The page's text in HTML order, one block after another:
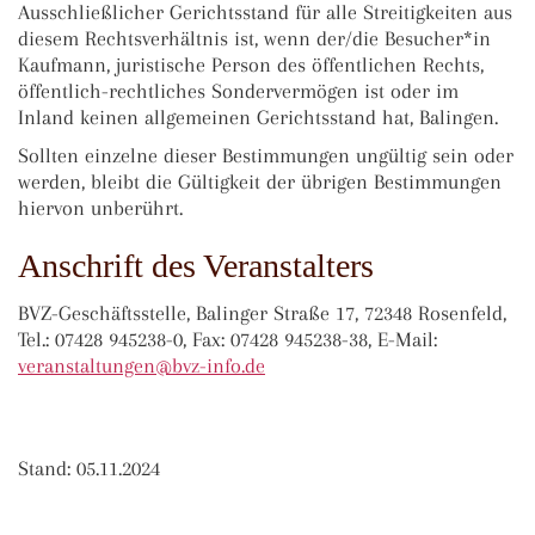
Ausschließlicher Gerichtsstand für alle Streitigkeiten aus
diesem Rechtsverhältnis ist, wenn der/die Besucher*in
Kaufmann, juristische Person des öffentlichen Rechts,
öffentlich-rechtliches Sondervermögen ist oder im
Inland keinen allgemeinen Gerichtsstand hat, Balingen.
Sollten einzelne dieser Bestimmungen ungültig sein oder
werden, bleibt die Gültigkeit der übrigen Bestimmungen
hiervon unberührt.
Anschrift des Veranstalters
BVZ-Geschäftsstelle, Balinger Straße 17, 72348 Rosenfeld,
Tel.: 07428 945238-0, Fax: 07428 945238-38, E-Mail:
veranstaltungen@bvz-info.de
Stand: 05.11.2024